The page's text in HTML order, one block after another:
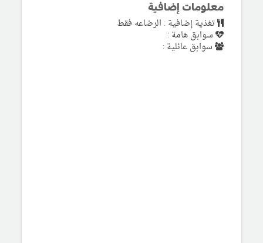
معلومات إضافية
تغذية إضافية : الرضاعه فقط
سوابق هامة :
سوابق عائلية :